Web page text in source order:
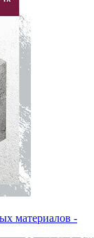
материалов -